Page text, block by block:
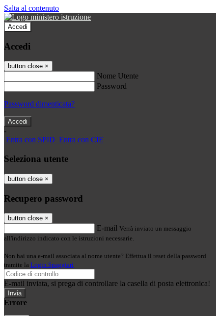
Salta al contenuto
Accedi
Accedi
button close ×
Nome Utente
Password
Password dimenticata?
-
Entra con SPID Entra con CIE
Seleziona utente
button close ×
Recupero password
button close ×
E-mail Verrà inviato un messaggio
all'indirizzo indicato con le istruzioni necessarie.
Non hai una e-mail associata al nome utente? Effettua il reset della password
tramite la Login Spaggiari
E-mail inviata, si prega di controllare la casella di posta elettronica!
Errore